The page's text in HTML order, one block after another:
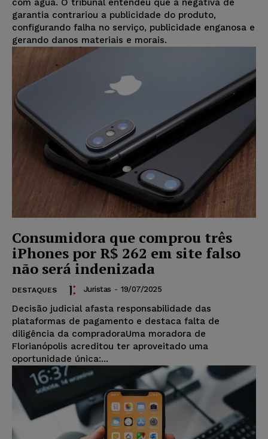
com água. O tribunal entendeu que a negativa de
garantia contrariou a publicidade do produto,
configurando falha no serviço, publicidade enganosa e
gerando danos materiais e morais.
Consumidora que comprou três
iPhones por R$ 262 em site falso
não será indenizada
DESTAQUES Juristas - 19/07/2025
Decisão judicial afasta responsabilidade das
plataformas de pagamento e destaca falta de
diligência da compradoraUma moradora de
Florianópolis acreditou ter aproveitado uma
oportunidade única:...